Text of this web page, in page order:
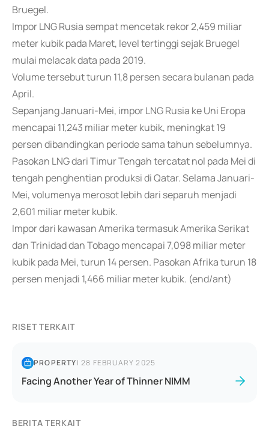
Bruegel.
Impor LNG Rusia sempat mencetak rekor 2,459 miliar
meter kubik pada Maret, level tertinggi sejak Bruegel
mulai melacak data pada 2019.
Volume tersebut turun 11,8 persen secara bulanan pada
April.
Sepanjang Januari-Mei, impor LNG Rusia ke Uni Eropa
mencapai 11,243 miliar meter kubik, meningkat 19
persen dibandingkan periode sama tahun sebelumnya.
Pasokan LNG dari Timur Tengah tercatat nol pada Mei di
tengah penghentian produksi di Qatar. Selama Januari-
Mei, volumenya merosot lebih dari separuh menjadi
2,601 miliar meter kubik.
Impor dari kawasan Amerika termasuk Amerika Serikat
dan Trinidad dan Tobago mencapai 7,098 miliar meter
kubik pada Mei, turun 14 persen. Pasokan Afrika turun 18
persen menjadi 1,466 miliar meter kubik. (end/ant)
RISET TERKAIT
PROPERTY|28 FEBRUARY 2025
Facing Another Year of Thinner NIMM
BERITA TERKAIT